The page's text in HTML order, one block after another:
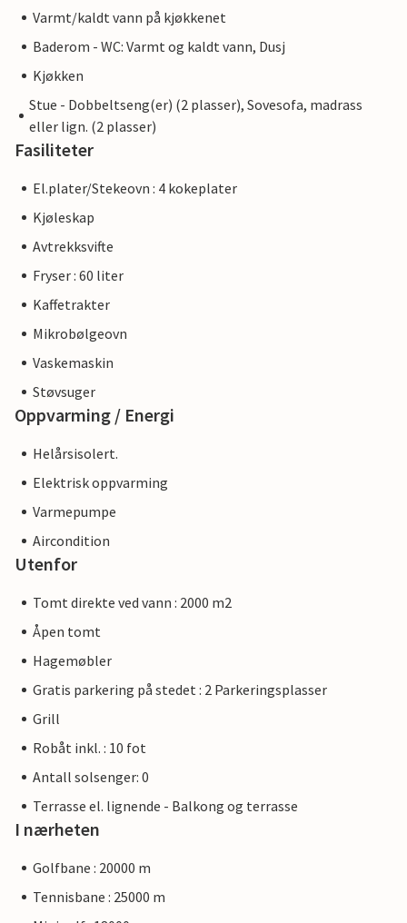
Varmt/kaldt vann på kjøkkenet
Baderom - WC: Varmt og kaldt vann, Dusj
Kjøkken
Stue - Dobbeltseng(er) (2 plasser), Sovesofa, madrass
eller lign. (2 plasser)
Fasiliteter
El.plater/Stekeovn : 4 kokeplater
Kjøleskap
Avtrekksvifte
Fryser : 60 liter
Kaffetrakter
Mikrobølgeovn
Vaskemaskin
Støvsuger
Oppvarming / Energi
Helårsisolert.
Elektrisk oppvarming
Varmepumpe
Aircondition
Utenfor
Tomt direkte ved vann : 2000 m2
Åpen tomt
Hagemøbler
Gratis parkering på stedet : 2 Parkeringsplasser
Grill
Robåt inkl. : 10 fot
Antall solsenger: 0
Terrasse el. lignende - Balkong og terrasse
I nærheten
Golfbane : 20000 m
Tennisbane : 25000 m